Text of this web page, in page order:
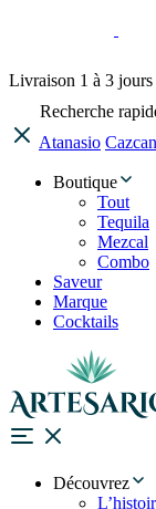
Livraison 1 à 3 jours
Recherche
Atanasio
Boutique
Tout
Tequila
Mezcal
Combo
Saveur
Marque
Cocktails
Découvrez